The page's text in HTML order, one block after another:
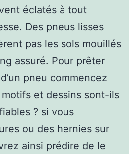
éclatés à tout
Des pneus lisses
pas les sols mouillés
assuré. Pour prêter
pneu commencez
motifs et dessins sont-ils
? si vous
ou des hernies sur
ainsi prédire de le